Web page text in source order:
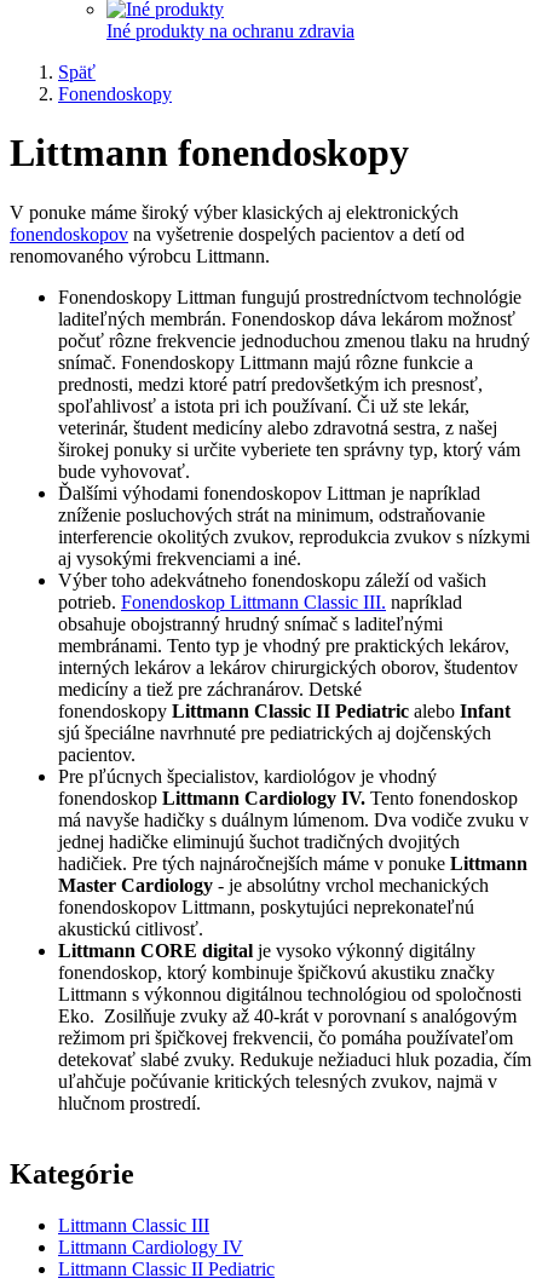
Iné produkty na ochranu zdravia
Späť
Fonendoskopy
Littmann fonendoskopy
V ponuke máme široký výber klasických aj elektronických
fonendoskopov na vyšetrenie dospelých pacientov a detí od
renomovaného výrobcu Littmann.
Fonendoskopy Littman fungujú prostredníctvom technológie
laditeľných membrán. Fonendoskop dáva lekárom možnosť
počuť rôzne frekvencie jednoduchou zmenou tlaku na hrudný
snímač. Fonendoskopy Littmann majú rôzne funkcie a
prednosti, medzi ktoré patrí predovšetkým ich presnosť,
spoľahlivosť a istota pri ich používaní. Či už ste lekár,
veterinár, študent medicíny alebo zdravotná sestra, z našej
širokej ponuky si určite vyberiete ten správny typ, ktorý vám
bude vyhovovať.
Ďalšími výhodami fonendoskopov Littman je napríklad
zníženie posluchových strát na minimum, odstraňovanie
interferencie okolitých zvukov, reprodukcia zvukov s nízkymi
aj vysokými frekvenciami a iné.
Výber toho adekvátneho fonendoskopu záleží od vašich
potrieb. Fonendoskop Littmann Classic III. napríklad
obsahuje obojstranný hrudný snímač s laditeľnými
membránami. Tento typ je vhodný pre praktických lekárov,
interných lekárov a lekárov chirurgických oborov, študentov
medicíny a tiež pre záchranárov. Detské
fonendoskopy Littmann Classic II Pediatric alebo Infant
sjú špeciálne navrhnuté pre pediatrických aj dojčenských
pacientov.
Pre pľúcnych špecialistov, kardiológov je vhodný
fonendoskop Littmann Cardiology IV. Tento fonendoskop
má navyše hadičky s duálnym lúmenom. Dva vodiče zvuku v
jednej hadičke eliminujú šuchot tradičných dvojitých
hadičiek. Pre tých najnáročnejších máme v ponuke Littmann
Master Cardiology - je absolútny vrchol mechanických
fonendoskopov Littmann, poskytujúci neprekonateľnú
akustickú citlivosť.
Littmann CORE digital je vysoko výkonný digitálny
fonendoskop, ktorý kombinuje špičkovú akustiku značky
Littmann s výkonnou digitálnou technológiou od spoločnosti
Eko. Zosilňuje zvuky až 40-krát v porovnaní s analógovým
režimom pri špičkovej frekvencii, čo pomáha používateľom
detekovať slabé zvuky. Redukuje nežiaduci hluk pozadia, čím
uľahčuje počúvanie kritických telesných zvukov, najmä v
hlučnom prostredí.
Kategórie
Littmann Classic III
Littmann Cardiology IV
Littmann Classic II Pediatric